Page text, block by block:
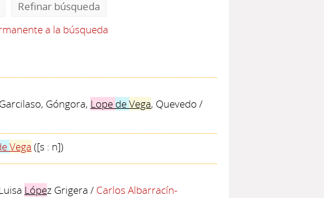
Refinar búsqueda
a la búsqueda
Góngora, Lope deVega, Quevedo /
Vega ([s : n])
López Grigera / Carlos Albarracín-